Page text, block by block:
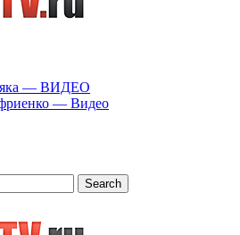
— ВИДЕО
— Видео
Search